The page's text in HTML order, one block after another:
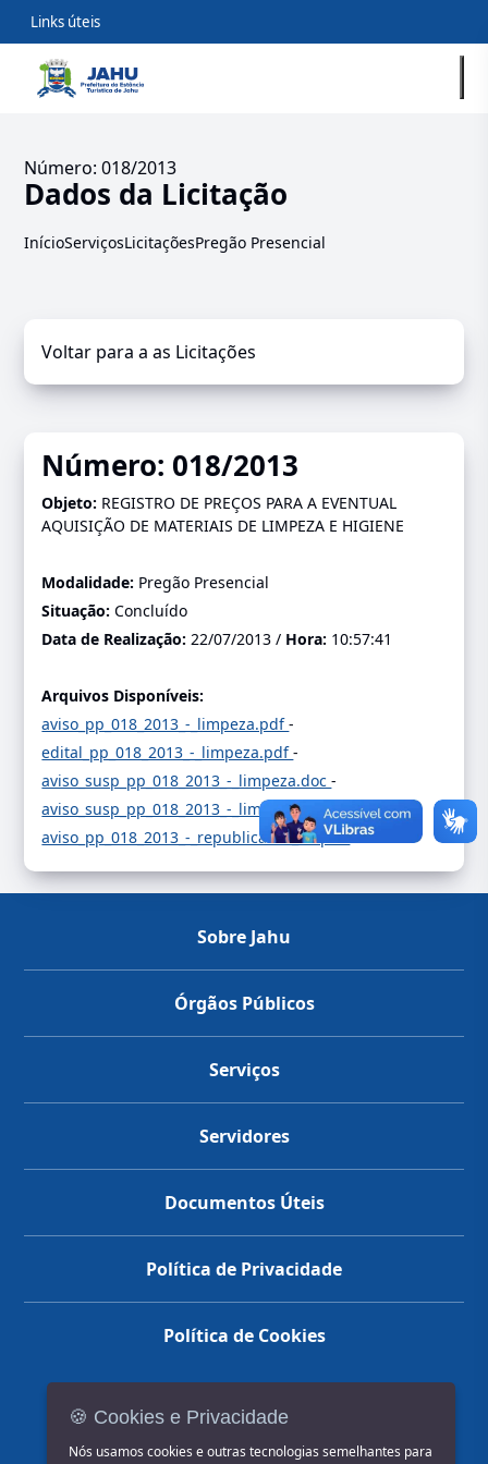
Links úteis
Número: 018/2013
Dados da Licitação
InícioServiçosLicitaçõesPregão Presencial
Voltar para a as Licitações
Número: 018/2013
Objeto: REGISTRO DE PREÇOS PARA A EVENTUAL
AQUISIÇÃO DE MATERIAIS DE LIMPEZA E HIGIENE
Modalidade: Pregão Presencial
Situação:Concluído
Data de Realização:22/07/2013 / Hora: 10:57:41
Arquivos Disponíveis:
aviso_pp_018_2013_-_limpeza.pdf-
edital_pp_018_2013_-_limpeza.pdf-
aviso_susp_pp_018_2013_-_limpeza.doc-
aviso_susp_pp_018_2013_-_limpeza_02.doc-
aviso_pp_018_2013_-_republicacao_02.pdf-
Sobre Jahu
Órgãos Públicos
Serviços
Servidores
Documentos Úteis
Política de Privacidade
Política de Cookies
🍪 Cookies e Privacidade
Nós usamos cookies e outras tecnologias semelhantes para